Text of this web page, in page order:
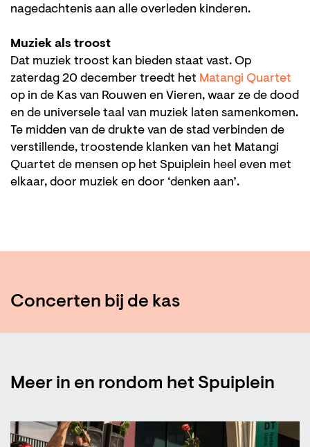
nagedachtenis aan alle overleden kinderen.
Muziek als troost
Dat muziek troost kan bieden staat vast. Op
zaterdag 20 december treedt het Matangi Quartet
op in de Kas van Rouwen en Vieren, waar ze de dood
en de universele taal van muziek laten samenkomen.
Te midden van de drukte van de stad verbinden de
verstillende, troostende klanken van het Matangi
Quartet de mensen op het Spuiplein heel even met
elkaar, door muziek en door ‘denken aan’.
Concerten bij de kas
Meer in en rondom het Spuiplein